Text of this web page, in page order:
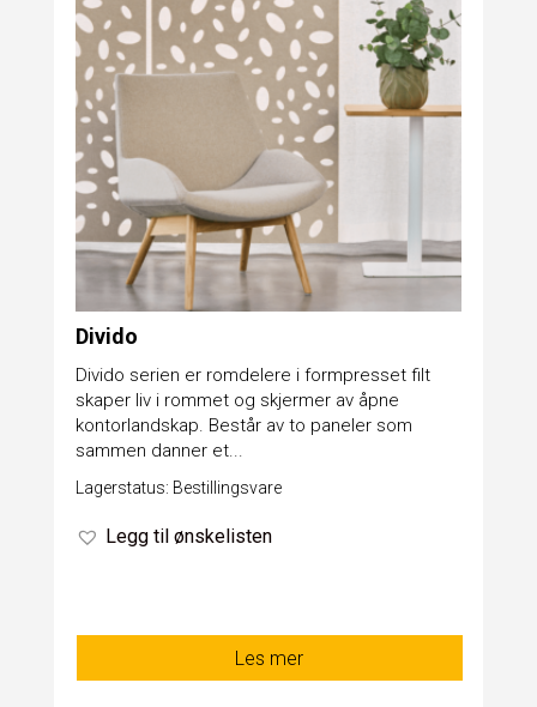
Divido
Divido serien er romdelere i formpresset filt
skaper liv i rommet og skjermer av åpne
kontorlandskap. Består av to paneler som
sammen danner et...
Lagerstatus: Bestillingsvare
Legg til ønskelisten
Les mer